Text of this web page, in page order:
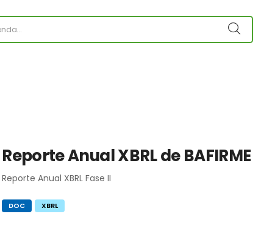
Reporte Anual XBRL de BAFIRME
Reporte Anual XBRL Fase II
DOC XBRL